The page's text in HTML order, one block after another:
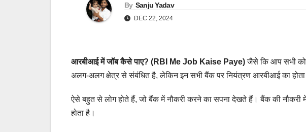
By Sanju Yadav
DEC 22, 2024
आरबीआई में जॉब कैसे पाए? (RBI Me Job Kaise Paye)जैसे कि आप सभी को
अलग-अलग क्षेत्र से संबंधित है, लेकिन इन सभी बैंक पर नियंत्रण आरबीआई का होता
ऐसे बहुत से लोग होते हैं, जो बैंक में नौकरी करने का सपना देखते हैं। बैंक की नौकरी
होता है।